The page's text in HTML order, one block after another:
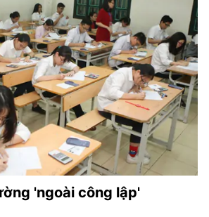
'ngoài công lập'